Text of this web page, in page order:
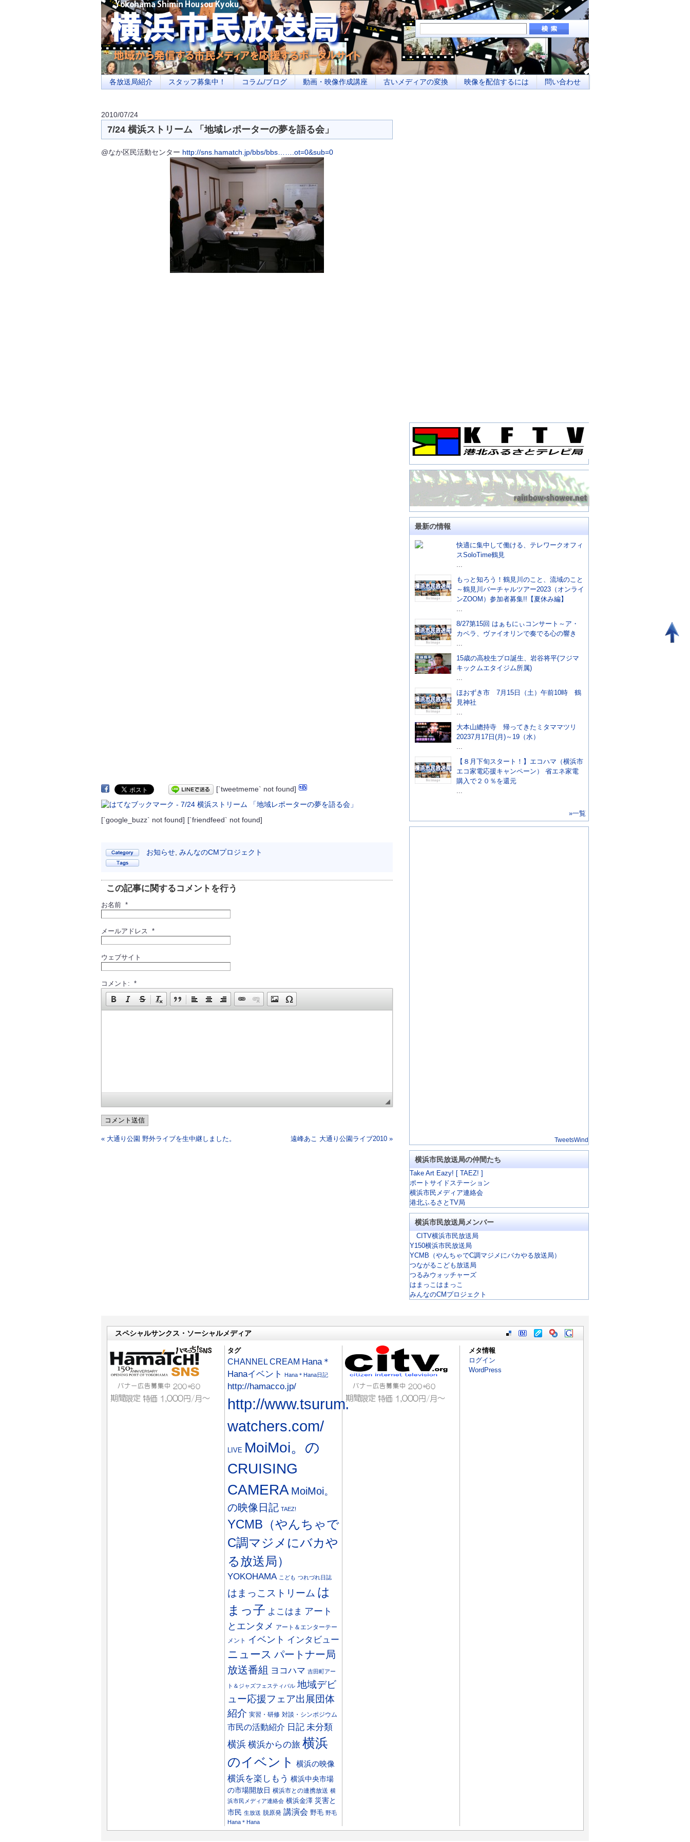
横浜の地域メディア、地域・市民・放送局・メディアを応援するポータルサイト あなたの街のイベント告知、若者参加への取り組み、地域メディアとしてのネットワーク化
を目指します
各放送局紹介 スタッフ募集中！ コラム/ブログ 動画・映像作成講座 古いメディアの変換 映像を配信するには 問い合わせ
2010/07/24
7/24 横浜ストリーム 「地域レポーターの夢を語る会」
@なか区民活動センター http://sns.hamatch.jp/bbs/bbs…….ot=0&sub=0
[`tweetmeme` not found]
[`google_buzz` not found] [`friendfeed` not found]
お知らせ みんなのCMプロジェクト
この記事に関するコメントを行う
お名前 *
メールアドレス *
ウェブサイト
コメント: *
コメント送信
« 大通り公園 野外ライブを生中継しました。 遠峰あこ 大通り公園ライブ2010 »
最新の情報
快適に集中して働ける、テレワークオフィ
スSoloTime鶴見
...
もっと知ろう！鶴見川のこと、流域のこと
～鶴見川バーチャルツアー2023（オンライ
ンZOOM）参加者募集!!【夏休み編】
...
8/27第15回 はぁもにぃコンサート～ア・
カペラ、ヴァイオリンで奏でる心の響き
...
15歳の高校生プロ誕生、岩谷将平(フジマ
キックムエタイジム所属)
...
ほおずき市 7月15日（土）午前10時 鶴
見神社
...
大本山總持寺 帰ってきたミタママツリ
20237月17日(月)～19（水）
...
【８月下旬スタート！】エコハマ（横浜市
エコ家電応援キャンペーン） 省エネ家電
購入で２０％を還元
...
»一覧
TweetsWind
横浜市民放送局の仲間たち
Take Art Eazy! [ TAEZ! ]
ポートサイドステーション
横浜市民メディア連絡会
港北ふるさとTV局
横浜市民放送局メンバー
CITV横浜市民放送局
Y150横浜市民放送局
YCMB（やんちゃでC調マジメにバカやる放送局）
つながるこども放送局
つるみウォッチャーズ
はまっこはまっこ
みんなのCMプロジェクト
スペシャルサンクス・ソーシャルメディア
タグ
CHANNEL CREAM Hana＊
Hanaイベント
Hana＊Hana日記
http://hamacco.jp/
http://www.tsurumi-
watchers.com/
LIVE MoiMoi。の
CRUISING
CAMERA MoiMoi。
の映像日記 TAEZ!
YCMB（やんちゃで
C調マジメにバカや
る放送局）
YOKOHAMA こども つれづれ日誌
はまっこストリーム は
まっ子 よこはま アート
とエンタメ アート＆エンターテー
メント
イベント インタビュー
ニュース パートナー局
放送番組 ヨコハマ 吉田町アー
ト＆ジャズフェスティバル 地域デビ
ュー応援フェア出展団体
紹介 実習・研修 対談・シンポジウム
市民の活動紹介 日記 未分類
横浜 横浜からの旅 横浜
のイベント
横浜の映像
横浜を楽しもう 横浜中央市場
の市場開放日 横浜市との連携放送 横
浜市民メディア連絡会 横浜金澤 災害と
市民 生放送 脱原発 講演会 野毛 野毛
Hana＊Hana
メタ情報
ログイン
WordPress